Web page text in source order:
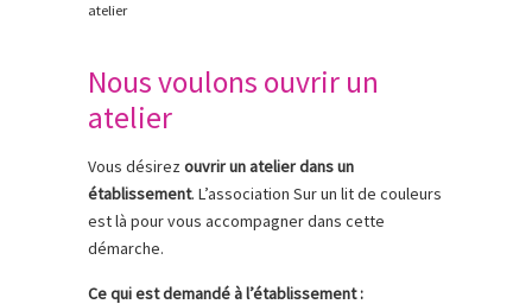
atelier
Nous voulons ouvrir un
atelier
Vous désirezouvrir un atelier dans un
établissement. L’association Sur un lit de couleurs
est là pour vous accompagner dans cette
démarche.
Ce qui est demandé à l’établissement :